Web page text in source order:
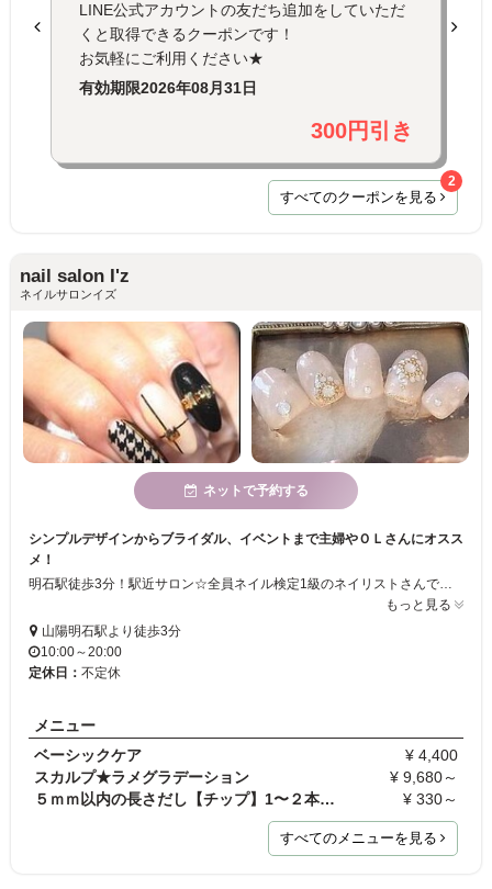
LINE公式アカウントの友だち追加をしていただ
くと取得できるクーポンです！
お気軽にご利用ください★
有効期限2026年08月31日
300円引き
すべてのクーポンを見る
2
nail salon I'z
ネイルサロンイズ
ネットで予約する
シンプルデザインからブライダル、イベントまで主婦やＯＬさんにオスス
メ！
明石駅徒歩3分！駅近サロン☆全員ネイル検定1級のネイリストさんでお手頃な価格になっています◇アートの種類もが豊富なのでデザインにお悩みの方気軽にご相談ください♪持ちの良さ抜群ですよ☆ミ
もっと見る
山陽明石駅より徒歩3分
10:00～20:00
定休日： 不定休
メニュー
ベーシックケア
¥ 4,400
スカルプ★ラメグラデーション
¥ 9,680～
５ｍｍ以内の長さだし【チップ】1〜２本＊単品不可
¥ 330～
すべてのメニューを見る